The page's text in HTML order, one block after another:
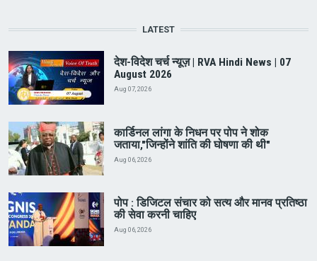
LATEST
देश-विदेश चर्च न्यूज़ | RVA Hindi News | 07
August 2026
Aug 07, 2026
कार्डिनल लांगा के निधन पर पोप ने शोक
जताया,"जिन्होंने शांति की घोषणा की थी"
Aug 06, 2026
पोप : डिजिटल संचार को सत्य और मानव प्रतिष्ठा
की सेवा करनी चाहिए
Aug 06, 2026